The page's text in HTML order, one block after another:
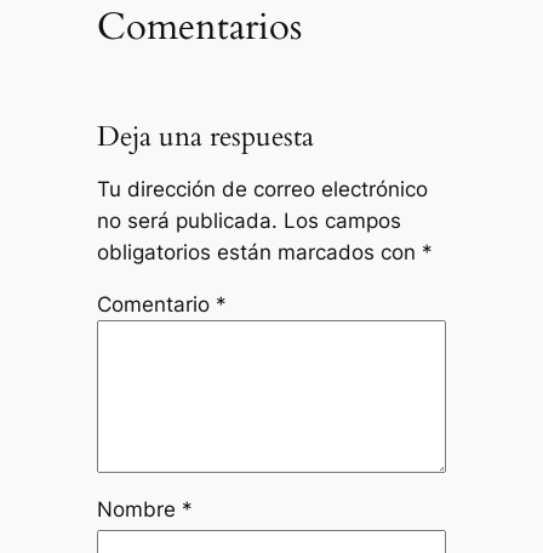
Comentarios
Deja una respuesta
Tu dirección de correo electrónico
no será publicada. Los campos
obligatorios están marcados con *
Comentario *
Nombre *